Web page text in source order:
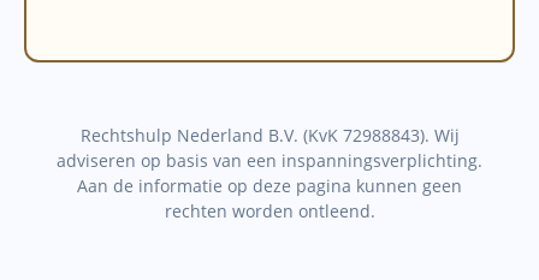
Rechtshulp Nederland B.V. (KvK 72988843). Wij
adviseren op basis van een inspanningsverplichting.
Aan de informatie op deze pagina kunnen geen
rechten worden ontleend.